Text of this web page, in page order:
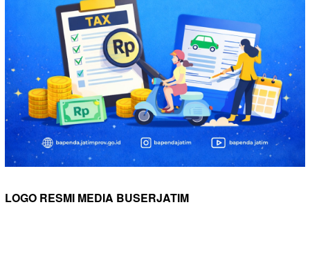
LOGO RESMI MEDIA BUSERJATIM